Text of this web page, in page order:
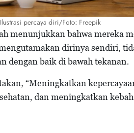
Ilustrasi percaya diri/Foto: Freepik
menunjukkan bahwa mereka
dirinya sendiri,
dengan baik di bawah tekanan.
“Meningkatkan
dan meningkatkan